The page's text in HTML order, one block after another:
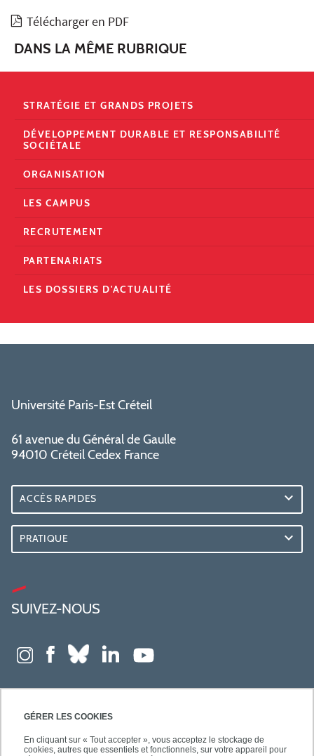
GÉRER LES COOKIES
En cliquant sur « Tout accepter », vous acceptez le stockage de
cookies, autres que essentiels et fonctionnels, sur votre appareil pour
Télécharger en PDF
DANS LA MÊME RUBRIQUE
STRATÉGIE ET GRANDS PROJETS
DÉVELOPPEMENT DURABLE ET RESPONSABILITÉ
SOCIÉTALE
ORGANISATION
LES CAMPUS
RECRUTEMENT
PARTENARIATS
LES DOSSIERS D'ACTUALITÉ
Université Paris-Est Créteil
61 avenue du Général de Gaulle
94010 Créteil Cedex France
ACCÈS RAPIDES
PRATIQUE
SUIVEZ-NOUS